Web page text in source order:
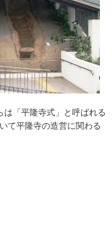
「平隆寺式」と呼ばれる
て平隆寺の造営に関わる